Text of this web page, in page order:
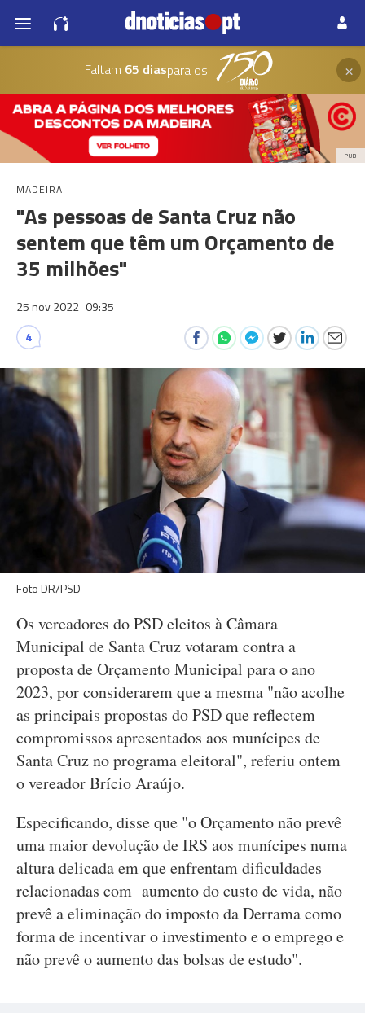
Faltam 65 diaspara os ×
PUB
MADEIRA
"As pessoas de Santa Cruz não
sentem que têm um Orçamento de
35 milhões"
25 nov 2022 09:35
4
Foto DR/PSD
Os vereadores do PSD eleitos à Câmara
Municipal de Santa Cruz votaram contra a
proposta de Orçamento Municipal para o ano
2023, por considerarem que a mesma "não acolhe
as principais propostas do PSD que reflectem
compromissos apresentados aos munícipes de
Santa Cruz no programa eleitoral", referiu ontem
o vereador Brício Araújo.
Especificando, disse que "o Orçamento não prevê
uma maior devolução de IRS aos munícipes numa
altura delicada em que enfrentam dificuldades
relacionadas com aumento do custo de vida, não
prevê a eliminação do imposto da Derrama como
forma de incentivar o investimento e o emprego e
não prevê o aumento das bolsas de estudo".